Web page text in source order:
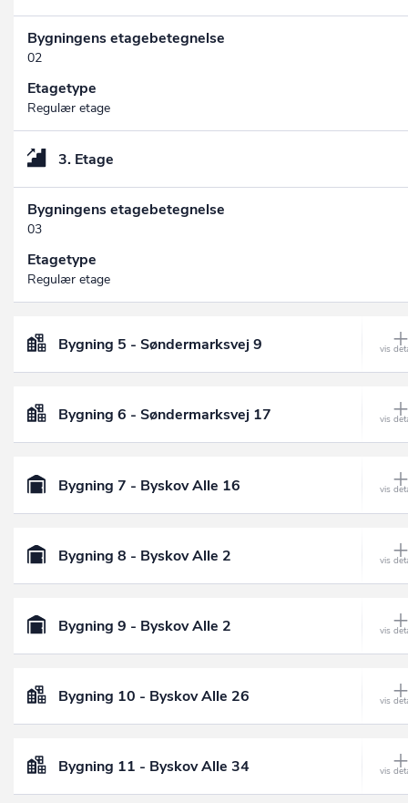
Bygningens etagebetegnelse
02
Etagetype
Regulær etage
3. Etage
Bygningens etagebetegnelse
03
Etagetype
Regulær etage
Bygning 5 - Søndermarksvej 9
Bygning 6 - Søndermarksvej 17
Bygning 7 - Byskov Alle 16
Bygning 8 - Byskov Alle 2
Bygning 9 - Byskov Alle 2
Bygning 10 - Byskov Alle 26
Bygning 11 - Byskov Alle 34